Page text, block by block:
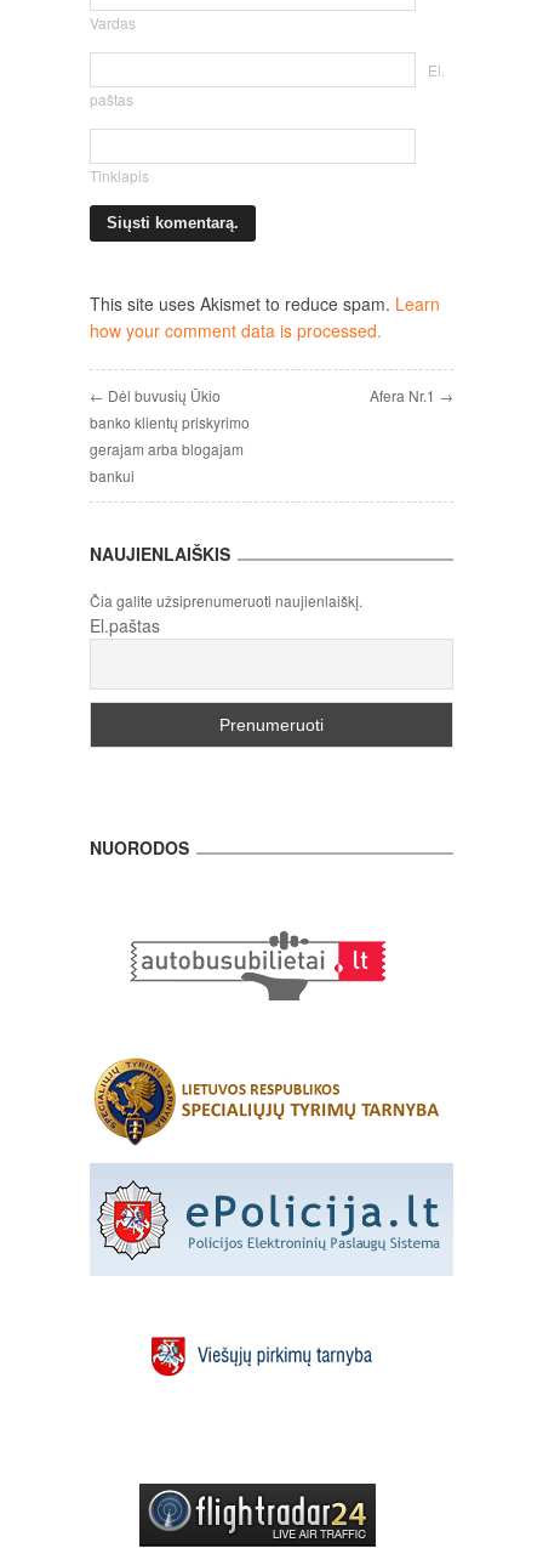
Vardas
El.
paštas
Tinklapis
This site uses Akismet to reduce spam. Learn
how your comment data is processed.
← Dėl buvusių Ūkio
banko klientų priskyrimo
gerajam arba blogajam
bankui
Afera Nr.1 →
NAUJIENLAIŠKIS
Čia galite užsiprenumeruoti naujienlaiškį.
El.paštas
NUORODOS